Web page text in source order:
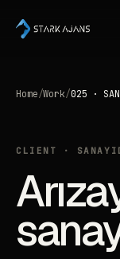
Home/Work/025 ·
CLIENT ·